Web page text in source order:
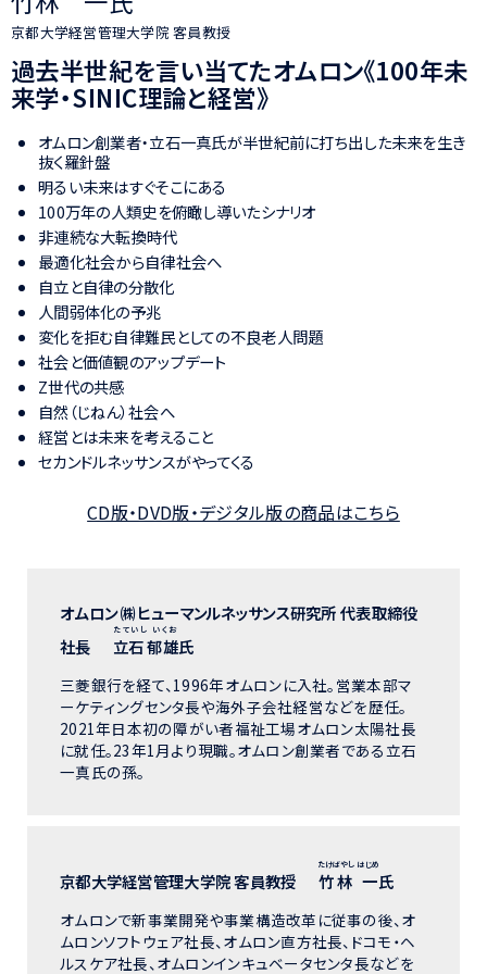
京都大学経営管理大学院 客員教授
過去半世紀を言い当てたオムロン《100年未
来学・SINIC理論と経営》
オムロン創業者・立石一真氏が半世紀前に打ち出した未来を生き
抜く羅針盤
明るい未来はすぐそこにある
100万年の人類史を俯瞰し導いたシナリオ
非連続な大転換時代
最適化社会から自律社会へ
自立と自律の分散化
人間弱体化の予兆
変化を拒む自律難民としての不良老人問題
社会と価値観のアップデート
Z世代の共感
自然（じねん）社会へ
経営とは未来を考えること
セカンドルネッサンスがやってくる
CD版・DVD版・デジタル版の商品はこちら
オムロン ㈱ヒューマンルネッサンス研究所 代表取締役
社長
立石 郁雄
たていし いくお
氏
三菱銀行を経て、1996年オムロンに入社。営業本部マ
ーケティングセンタ長や海外子会社経営などを歴任。
2021年日本初の障がい者福祉工場オムロン太陽社長
に就任。23年1月より現職。オムロン創業者である立石
一真氏の孫。
京都大学経営管理大学院 客員教授 竹林 一
たけばやし はじめ
氏
オムロンで新事業開発や事業構造改革に従事の後、オ
ムロンソフトウェア社長、オムロン直方社長、ドコモ・ヘ
ルスケア社長、オムロンインキュベータセンタ長などを